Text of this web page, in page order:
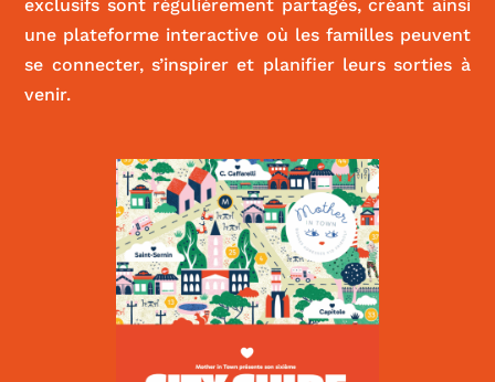
Le Kiwi
CULTURE
exclusifs sont régulièrement partagés, créant ainsi
une plateforme interactive où les familles peuvent
se connecter, s’inspirer et planifier leurs sorties à
venir.